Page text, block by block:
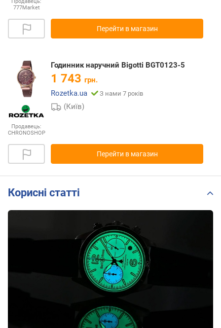
777Market
Перейти в магазин
Продавець:
CHRONOSHOP
Годинник наручний Bigotti BGT0123-5
1 743 грн.
Rozetka.ua
З нами 7 років
(Київ)
Перейти в магазин
Корисні статті